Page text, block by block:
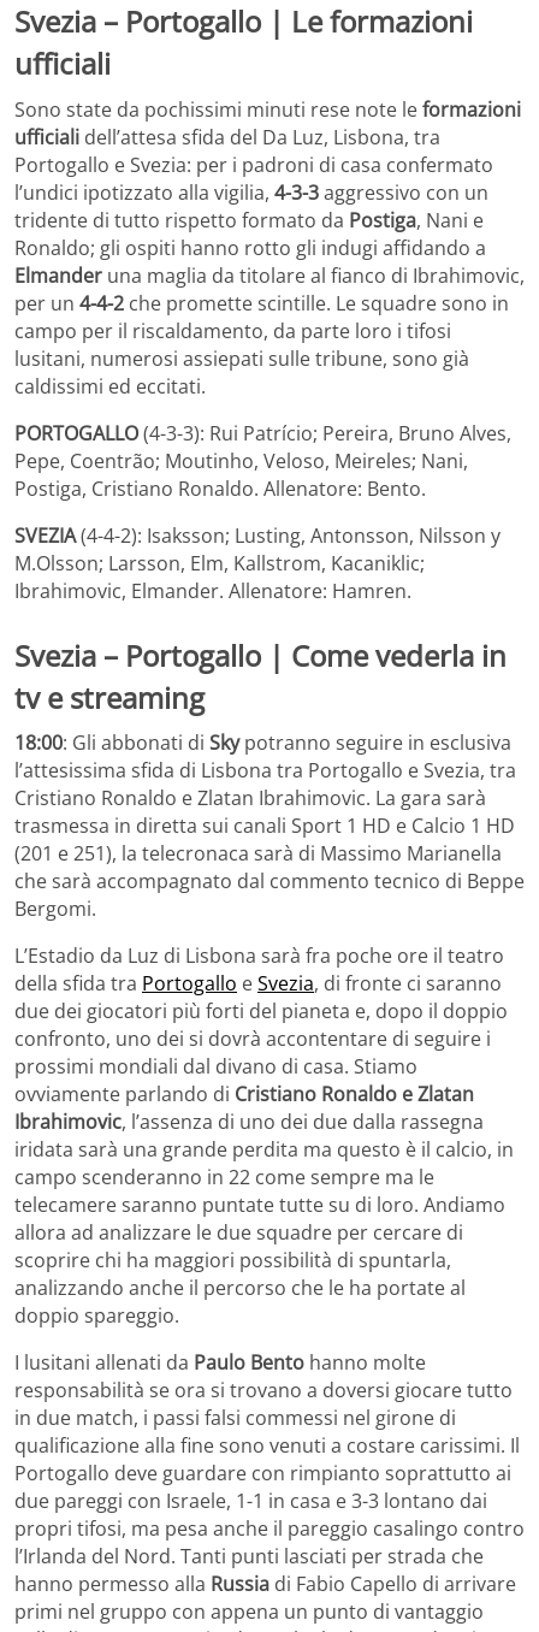
Svezia – Portogallo | Le formazioni
ufficiali
Sono state da pochissimi minuti rese note leformazioni
ufficiali dell’attesa sfida del Da Luz, Lisbona, tra
Portogallo e Svezia: per i padroni di casa confermato
l’undici ipotizzato alla vigilia, 4-3-3aggressivo con un
tridente di tutto rispetto formato da Postiga, Nani e
Ronaldo; gli ospiti hanno rotto gli indugi affidando a
Elmander una maglia da titolare al fianco di Ibrahimovic,
per un 4-4-2 che promette scintille. Le squadre sono in
campo per il riscaldamento, da parte loro i tifosi
lusitani, numerosi assiepati sulle tribune, sono già
caldissimi ed eccitati.
PORTOGALLO(4-3-3): Rui Patrício; Pereira, Bruno Alves,
Pepe, Coentrão; Moutinho, Veloso, Meireles; Nani,
Postiga, Cristiano Ronaldo. Allenatore: Bento.
SVEZIA(4-4-2): Isaksson; Lusting, Antonsson, Nilsson y
M.Olsson; Larsson, Elm, Kallstrom, Kacaniklic;
Ibrahimovic, Elmander. Allenatore: Hamren.
Svezia – Portogallo | Come vederla in
tv e streaming
18:00: Gli abbonati di Skypotranno seguire in esclusiva
l’attesissima sfida di Lisbona tra Portogallo e Svezia, tra
Cristiano Ronaldo e Zlatan Ibrahimovic. La gara sarà
trasmessa in diretta sui canali Sport 1 HD e Calcio 1 HD
(201 e 251), la telecronaca sarà di Massimo Marianella
che sarà accompagnato dal commento tecnico di Beppe
Bergomi.
L’Estadio da Luz di Lisbona sarà fra poche ore il teatro
della sfida tra Portogallo eSvezia, di fronte ci saranno
due dei giocatori più forti del pianeta e, dopo il doppio
confronto, uno dei si dovrà accontentare di seguire i
prossimi mondiali dal divano di casa. Stiamo
ovviamente parlando di Cristiano Ronaldo e Zlatan
Ibrahimovic, l’assenza di uno dei due dalla rassegna
iridata sarà una grande perdita ma questo è il calcio, in
campo scenderanno in 22 come sempre ma le
telecamere saranno puntate tutte su di loro. Andiamo
allora ad analizzare le due squadre per cercare di
scoprire chi ha maggiori possibilità di spuntarla,
analizzando anche il percorso che le ha portate al
doppio spareggio.
I lusitani allenati da Paulo Bento hanno molte
responsabilità se ora si trovano a doversi giocare tutto
in due match, i passi falsi commessi nel girone di
qualificazione alla fine sono venuti a costare carissimi. Il
Portogallo deve guardare con rimpianto soprattutto ai
due pareggi con Israele, 1-1 in casa e 3-3 lontano dai
propri tifosi, ma pesa anche il pareggio casalingo contro
l’Irlanda del Nord. Tanti punti lasciati per strada che
hanno permesso alla Russia di Fabio Capello di arrivare
primi nel gruppo con appena un punto di vantaggio